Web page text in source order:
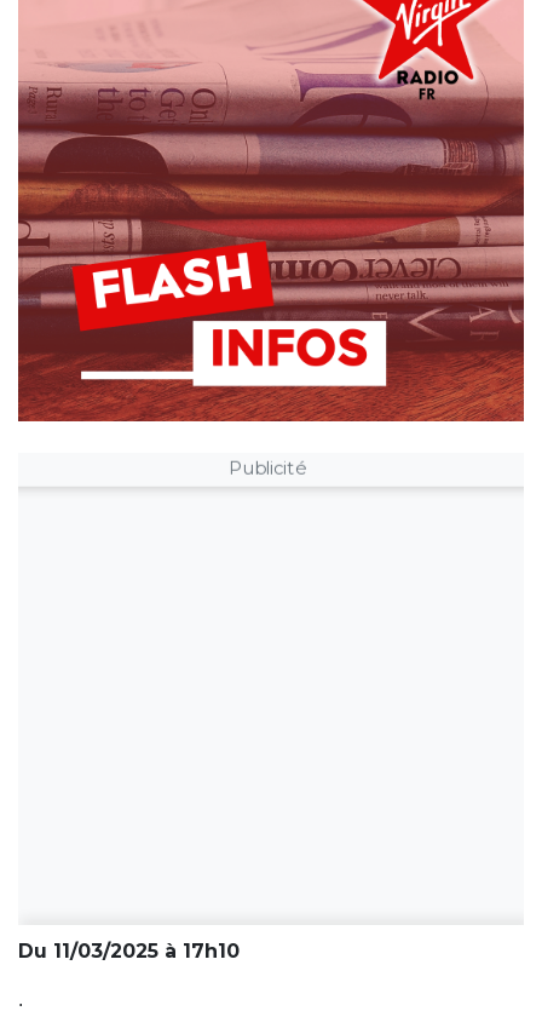
Publicité
Du 11/03/2025 à 17h10
.